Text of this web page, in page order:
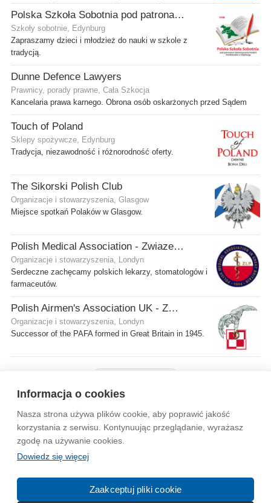
Informacja o cookies
Nasza strona używa plików cookie, aby poprawić jakość
korzystania z serwisu. Kontynuując przeglądanie, wyrażasz
zgodę na używanie cookies.
Dowiedz się więcej
Zaakceptuj pliki cookie
Polska Szkoła Sobotnia pod patronatem SPK w Edynburgu - Filia Stenhouse
Szkoły sobotnie, Edynburg
Zapraszamy dzieci i młodzież do nauki w szkole z
tradycją.
Dunne Defence Lawyers
Prawnicy, porady prawne, Cała Szkocja
Kancelaria prawa karnego. Obrona osób oskarżonych przed Sądem
Touch of Poland
Sklepy spożywcze, Edynburg
Tradycja, niezawodność i różnorodność oferty.
The Sikorski Polish Club
Organizacje i stowarzyszenia, Glasgow
Miejsce spotkań Polaków w Glasgow.
Polish Medical Association - Zwiazek Lekarzy Polskich w Wielkiej Brytanii
Organizacje i stowarzyszenia, Londyn
Serdeczne zachęcamy polskich lekarzy, stomatologów i
farmaceutów.
Polish Airmen's Association UK - Związek Lotników Polskich WB
Organizacje i stowarzyszenia, Londyn
Successor of the PAFA formed in Great Britain in 1945.
Wytyczne dla społeczności Regulamin Prywatność
Reklama Kontakt